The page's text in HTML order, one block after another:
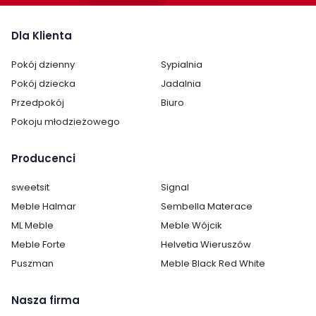
szuflady osadzone na prowadnicach rolkowych
Komoda jest dostarczana w jednej paczce i wymaga
samodzielnego montażu
niezbędne okucia oraz instrukcja montażu, która ułatwia
prawidłowe złożenie mebla.
Cechy charakterystyczne
Szerokość: 100 cm
Głębokość: 42 cm
Ilość półek:
Dla Klienta
Pokój dzienny
Sypialnia
Pokój dziecka
Jadalnia
Przedpokój
Biuro
Pokoju młodzieżowego
Producenci
sweetsit
Signal
Meble Halmar
Sembella Materace
ML Meble
Meble Wójcik
Meble Forte
Helvetia Wieruszów
Puszman
Meble Black Red White
Nasza firma